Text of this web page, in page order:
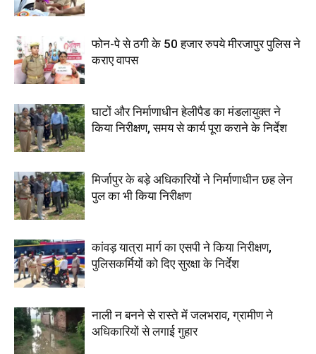
फोन-पे से ठगी के 50 हजार रुपये मीरजापुर पुलिस ने
कराए वापस
घाटों और निर्माणाधीन हेलीपैड का मंडलायुक्त ने
किया निरीक्षण, समय से कार्य पूरा कराने के निर्देश
मिर्जापुर के बड़े अधिकारियों ने निर्माणाधीन छह लेन
पुल का भी किया निरीक्षण
कांवड़ यात्रा मार्ग का एसपी ने किया निरीक्षण,
पुलिसकर्मियों को दिए सुरक्षा के निर्देश
नाली न बनने से रास्ते में जलभराव, ग्रामीण ने
अधिकारियों से लगाई गुहार